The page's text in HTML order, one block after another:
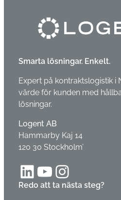
Smarta lösningar. Enkelt.
Expert på kontraktslogistik i
värde för kunden med
lösningar.
Logent AB
Hammarby Kaj 14
120 30 Stockholm’
LinkedIn YouTube Instagram
Redo att ta nästa steg?